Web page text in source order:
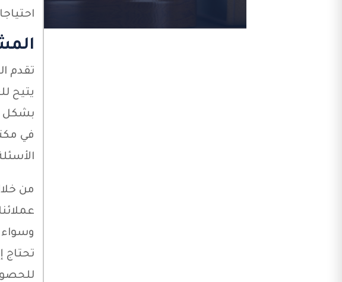
تقدم
يتيح
بشكل
في
من
تحتاج